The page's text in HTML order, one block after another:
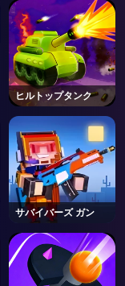
ヒルトップタンク
サバイバーズ ガン